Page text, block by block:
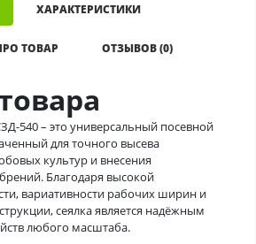
ХАРАКТЕРИСТИКИ
ТОВАР ОТЗЫВОВ (0)
540 – это универсальный посевной
для точного высева
культур и внесения
Благодаря высокой
вариативности рабочих ширин и
сеялка является надёжным
любого масштаба.